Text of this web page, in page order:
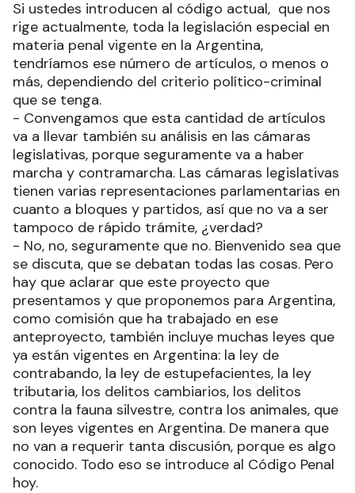
Si ustedes introducen al código actual, que nos
rige actualmente, toda la legislación especial en
materia penal vigente en la Argentina,
tendríamos ese número de artículos, o menos o
más, dependiendo del criterio político-criminal
que se tenga.
- Convengamos que esta cantidad de artículos
va a llevar también su análisis en las cámaras
legislativas, porque seguramente va a haber
marcha y contramarcha. Las cámaras legislativas
tienen varias representaciones parlamentarias en
cuanto a bloques y partidos, así que no va a ser
tampoco de rápido trámite, ¿verdad?
- No, no, seguramente que no. Bienvenido sea que
se discuta, que se debatan todas las cosas. Pero
hay que aclarar que este proyecto que
presentamos y que proponemos para Argentina,
como comisión que ha trabajado en ese
anteproyecto, también incluye muchas leyes que
ya están vigentes en Argentina: la ley de
contrabando, la ley de estupefacientes, la ley
tributaria, los delitos cambiarios, los delitos
contra la fauna silvestre, contra los animales, que
son leyes vigentes en Argentina. De manera que
no van a requerir tanta discusión, porque es algo
conocido. Todo eso se introduce al Código Penal
hoy.